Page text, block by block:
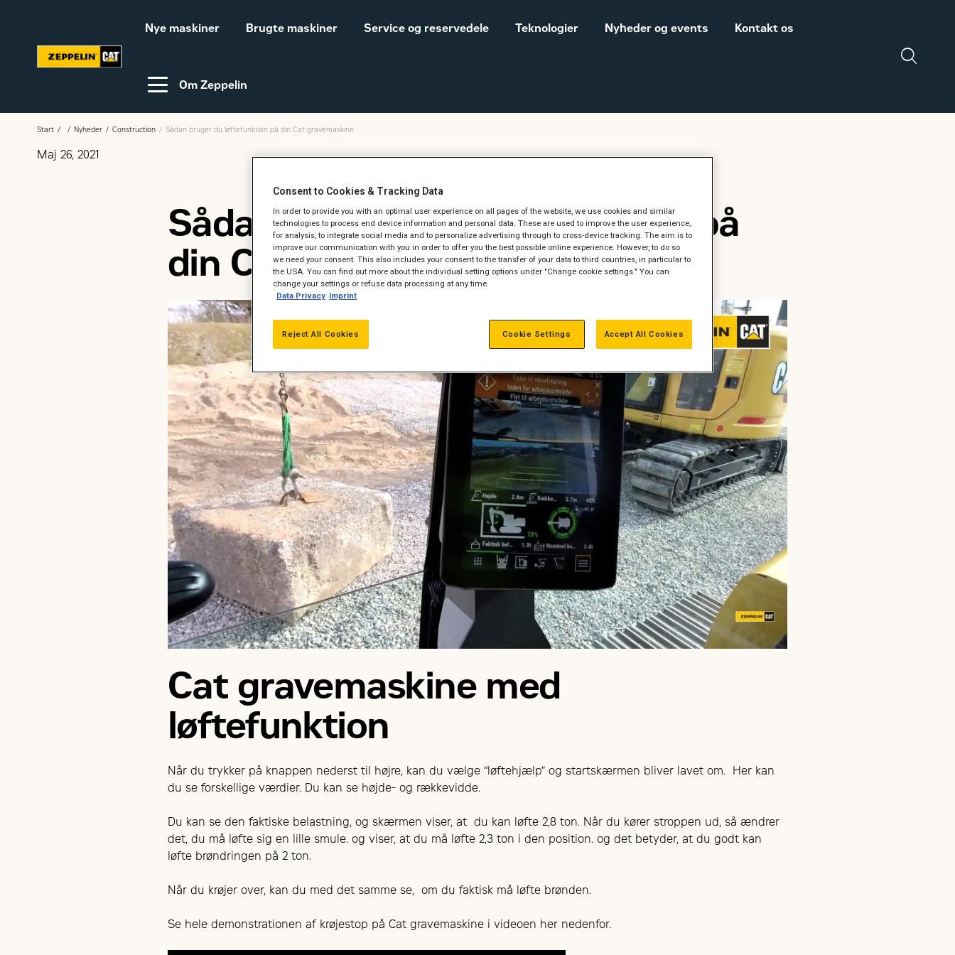
Nye maskiner
Video-guides Cat® maskiner til landbrug
Brugte maskiner Service og reservedele Teknologier Nyheder og events
Webinar
Kontakt os
Om Zeppelin
Karriere hos Zeppelin
Ledige jobs
Vores historie
Salgs- og
Sales and delivery
terms - Construction
Salgs- og
DISCLAIMER
VEDRØRENDE TOLD
PÅ MASKINER OG
DELE FRA USA
Start Nyheder Construction Sådan bruger du løftefunktion på din Cat gravemaskine
Maj 26, 2021
Sådan bruger du løftefunktion på
din Cat gravemaskine
Cat gravemaskine med
løftefunktion
Når du trykker på knappen nederst til højre, kan du vælge “løftehjælp” og startskærmen bliver lavet om. Her kan
du se forskellige værdier. Du kan se højde- og rækkevidde.
Du kan se den faktiske belastning, og skærmen viser, at du kan løfte 2,8 ton. Når du kører stroppen ud, så ændrer
det, du må løfte sig en lille smule. og viser, at du må løfte 2,3 ton i den position. og det betyder, at du godt kan
løfte brøndringen på 2 ton.
Når du krøjer over, kan du med det samme se, om du faktisk må løfte brønden.
Se hele demonstrationen af krøjestop på Cat gravemaskine i videoen her nedenfor.
Consent to Cookies & Tracking Data
In order to provide you with an optimal user experience on all pages of the website, we use cookies and similar
technologies to process end device information and personal data. These are used to improve the user experience,
for analysis, to integrate social media and to personalize advertising through to cross-device tracking. The aim is to
improve our communication with you in order to offer you the best possible online experience. However, to do so
we need your consent. This also includes your consent to the transfer of your data to third countries, in particular to
the USA. You can find out more about the individual setting options under "Change cookie settings." You can
change your settings or refuse data processing at any time.
Data Privacy Imprint
Reject All Cookies Accept All Cookies
Cookie Settings